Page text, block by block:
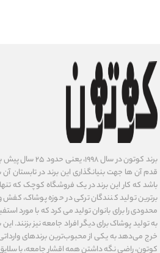
برند کوتون در
قدم آن ها جهت بنیانگذاری این برند در تابستان
برترین تولید کنندگان ترکی در حوزه پوشاک،
محدودی را برای بانوان تولید می کرد که با مورد
به تولید پوشاک برای دیگر افراد جامعه نیز بزنند.
کوتون، راضی نگه داشتن همه اقشار جامعه، با